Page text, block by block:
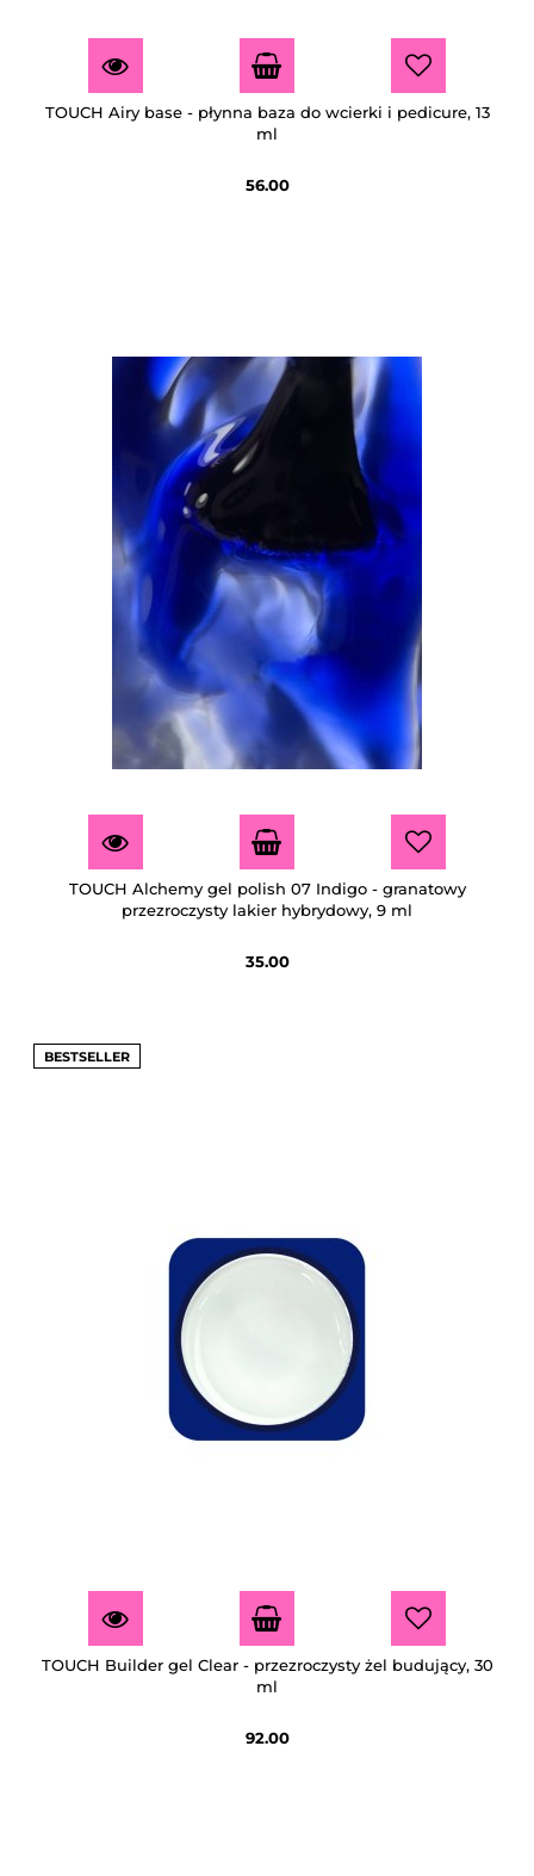
TOUCH Airy base - płynna baza do wcierki i pedicure, 13
ml
56.00
TOUCH Alchemy gel polish 07 Indigo - granatowy
przezroczysty lakier hybrydowy, 9 ml
35.00
BESTSELLER
TOUCH Builder gel Clear - przezroczysty żel budujący, 30
ml
92.00